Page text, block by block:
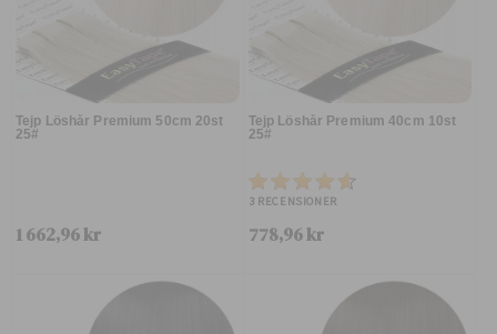
Tejp Löshår Premium 50cm 20st
25#
1 662,96 kr
Tejp Löshår Premium 40cm 10st
25#
3 RECENSIONER
778,96 kr